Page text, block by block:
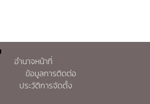
อำนาจหน้าที่
ข้อมูลการติดต่อ
ประวัติการจัดตั้ง